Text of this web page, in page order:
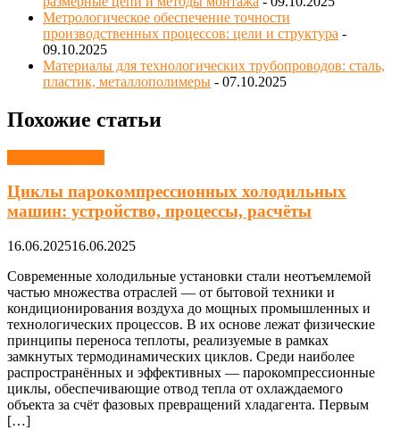
Метрологическое обеспечение точности
производственных процессов: цели и структура -
09.10.2025
Материалы для технологических трубопроводов: сталь,
пластик, металлополимеры - 07.10.2025
Похожие статьи
Циклы парокомпрессионных холодильных
машин: устройство, процессы, расчёты
16.06.202516.06.2025
Современные холодильные установки стали неотъемлемой
частью множества отраслей — от бытовой техники и
кондиционирования воздуха до мощных промышленных и
технологических процессов. В их основе лежат физические
принципы переноса теплоты, реализуемые в рамках
замкнутых термодинамических циклов. Среди наиболее
распространённых и эффективных — парокомпрессионные
циклы, обеспечивающие отвод тепла от охлаждаемого
объекта за счёт фазовых превращений хладагента. Первым
[…]